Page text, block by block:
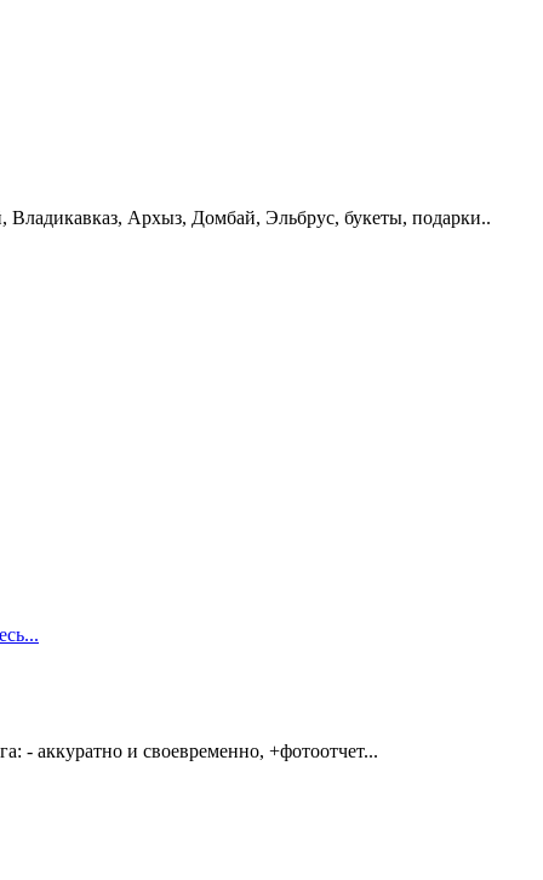
Владикавказ, Архыз, Домбай, Эльбрус, букеты, подарки..
аккуратно и своевременно, +фотоотчет...